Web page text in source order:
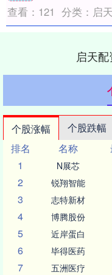
查看： 121 分类： 启
启天
个股涨幅 个股跌幅
排名
名称
1
N展芯
2 锐翔智能
3 志特新材
4 博腾股份
5 近岸蛋白
6 毕得医药
7 五洲医疗